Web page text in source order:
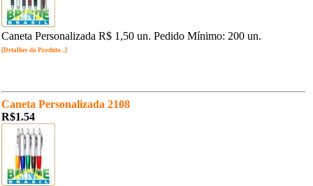
Caneta Personalizada R$ 1,50 un. Pedido Mínimo: 200 un.
[Detalhes do Produto...]
Caneta Personalizada 2108
R$1.54